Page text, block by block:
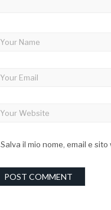
Salva il mio nome, email e